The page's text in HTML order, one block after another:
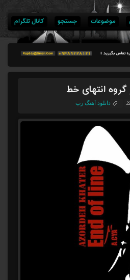
موضوعات جستجو کانال تلگرام
انتهای خط
دانلود آهنگ رپ